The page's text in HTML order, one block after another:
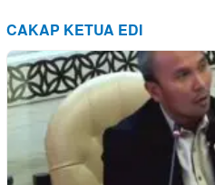
CAKAP KETUA EDI